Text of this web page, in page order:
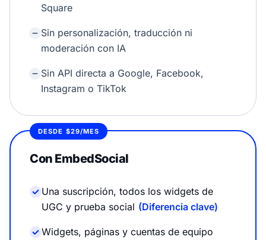
Square
Sin personalización, traducción ni
moderación con IA
Sin API directa a Google, Facebook,
Instagram o TikTok
DESDE $29/MES
Con EmbedSocial
Una suscripción, todos los widgets de
UGC y prueba social (Diferencia clave)
Widgets, páginas y cuentas de equipo